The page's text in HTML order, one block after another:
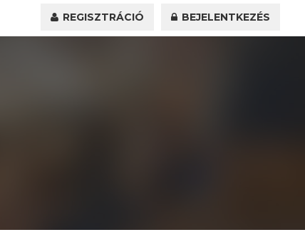
REGISZTRÁCIÓ BEJELENTKEZÉS